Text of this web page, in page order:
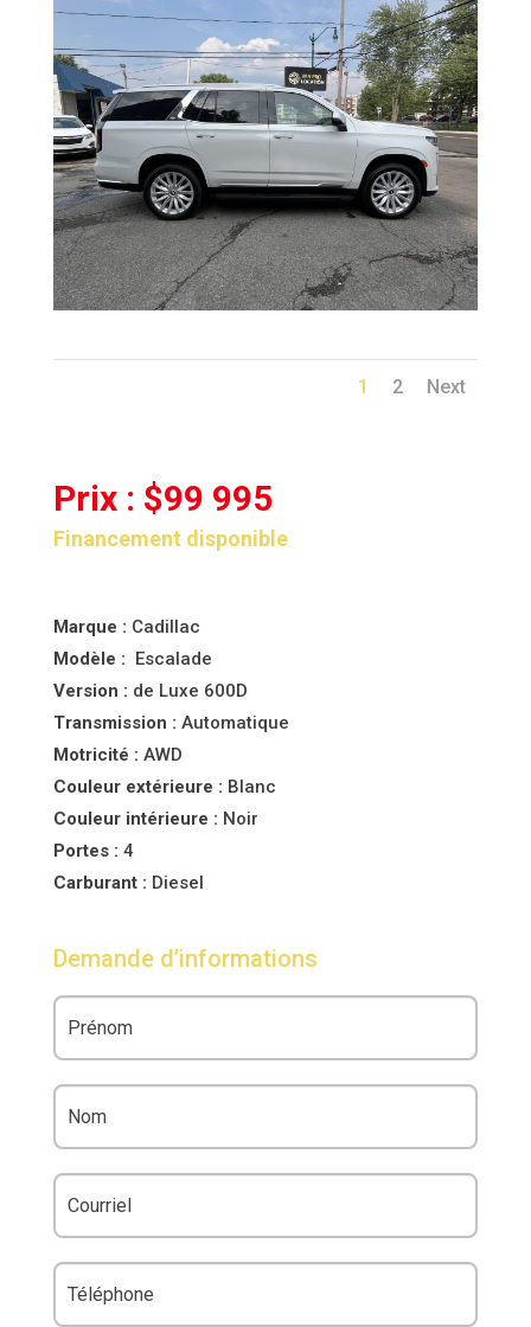
1 2 Next
Prix : $99 995
Financement disponible
Marque : Cadillac
Modèle : Escalade
Version : de Luxe 600D
Transmission : Automatique
Motricité : AWD
Couleur extérieure : Blanc
Couleur intérieure : Noir
Portes : 4
Carburant : Diesel
Demande d’informations
Véhicule
Demande
d'informations